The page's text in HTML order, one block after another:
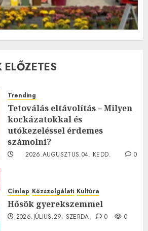
ELŐZETES
Trending
Tetoválás eltávolítás – Milyen
kockázatokkal és
utókezeléssel érdemes
számolni?
2026.AUGUSZTUS.04. KEDD.
0
Címlap Közszolgálati Kultúra
Hősök gyerekszemmel
2026.JÚLIUS.29. SZERDA. 0 0